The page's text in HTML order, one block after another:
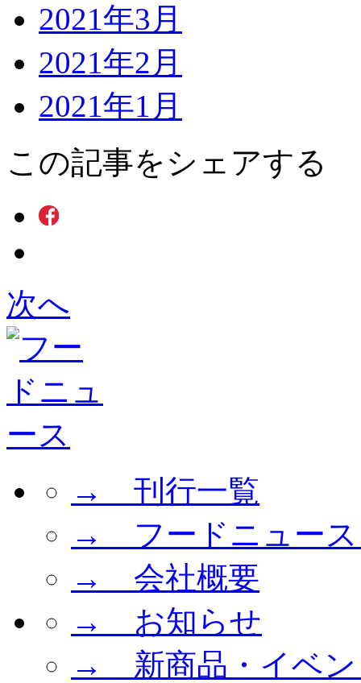
2021年3月
2021年2月
2021年1月
この記事をシェアする
次へ
→ 刊行一覧
→ フードニュース
→ 会社概要
→ お知らせ
→ 新商品・イベン